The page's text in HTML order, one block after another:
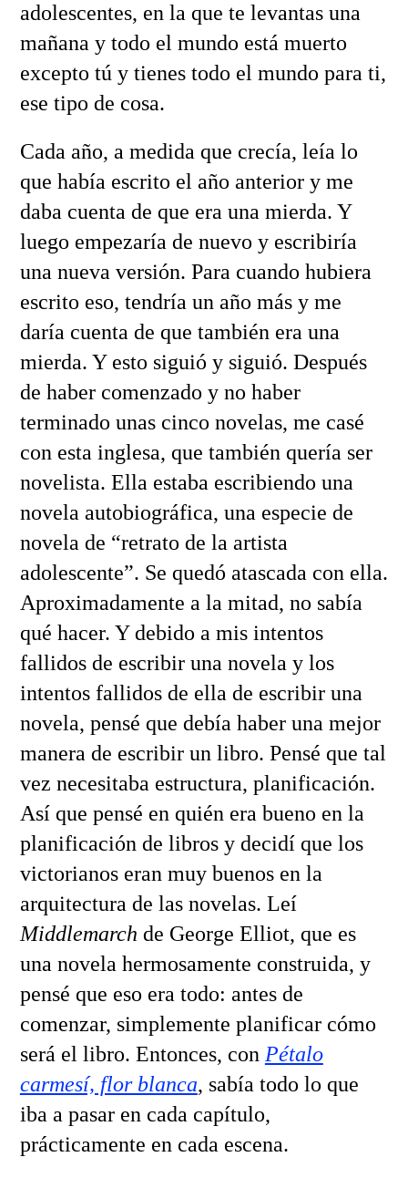
adolescentes, en la que te levantas una
mañana y todo el mundo está muerto
excepto tú y tienes todo el mundo para ti,
ese tipo de cosa.
Cada año, a medida que crecía, leía lo
que había escrito el año anterior y me
daba cuenta de que era una mierda. Y
luego empezaría de nuevo y escribiría
una nueva versión. Para cuando hubiera
escrito eso, tendría un año más y me
daría cuenta de que también era una
mierda. Y esto siguió y siguió. Después
de haber comenzado y no haber
terminado unas cinco novelas, me casé
con esta inglesa, que también quería ser
novelista. Ella estaba escribiendo una
novela autobiográfica, una especie de
novela de “retrato de la artista
adolescente”. Se quedó atascada con ella.
Aproximadamente a la mitad, no sabía
qué hacer. Y debido a mis intentos
fallidos de escribir una novela y los
intentos fallidos de ella de escribir una
novela, pensé que debía haber una mejor
manera de escribir un libro. Pensé que tal
vez necesitaba estructura, planificación.
Así que pensé en quién era bueno en la
planificación de libros y decidí que los
victorianos eran muy buenos en la
arquitectura de las novelas. Leí
Middlemarch de George Elliot, que es
una novela hermosamente construida, y
pensé que eso era todo: antes de
comenzar, simplemente planificar cómo
será el libro. Entonces, con Pétalo
carmesí, flor blanca, sabía todo lo que
iba a pasar en cada capítulo,
prácticamente en cada escena.